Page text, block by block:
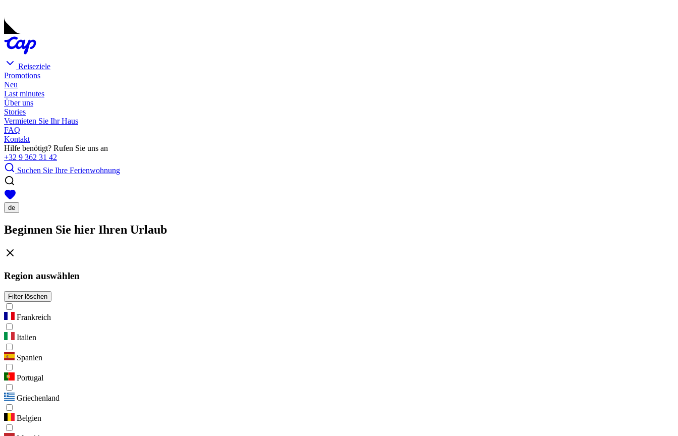
Reiseziele
Promotions
Neu
Last minutes
Über uns
Stories
Vermieten Sie Ihr Haus
FAQ
Kontakt
Hilfe benötigt? Rufen Sie uns an
+32 9 362 31 42
Suchen Sie Ihre Ferienwohnung
de
Beginnen Sie hier Ihren Urlaub
Region auswählen
Filter löschen
Frankreich
Italien
Spanien
Portugal
Griechenland
Belgien